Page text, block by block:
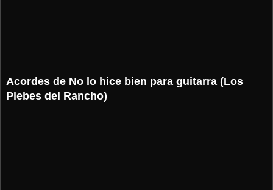
Acordes de No lo hice bien para guitarra (Los
Plebes del Rancho)